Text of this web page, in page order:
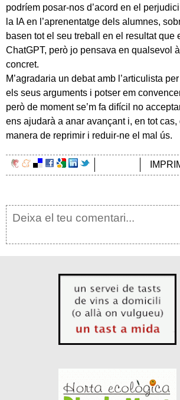
podríem posar-nos d’acord en el
la IA en l’aprenentatge dels alumnes,
basen tot el seu treball en el resultat que
ChatGPT, però jo pensava en qualsevol
concret.
M’agradaria un debat amb l’articulista
els seus arguments i potser em
però de moment se’m fa difícil no
ens ajudarà a anar avançant i, en tot cas,
manera de reprimir i reduir-ne el mal ús.